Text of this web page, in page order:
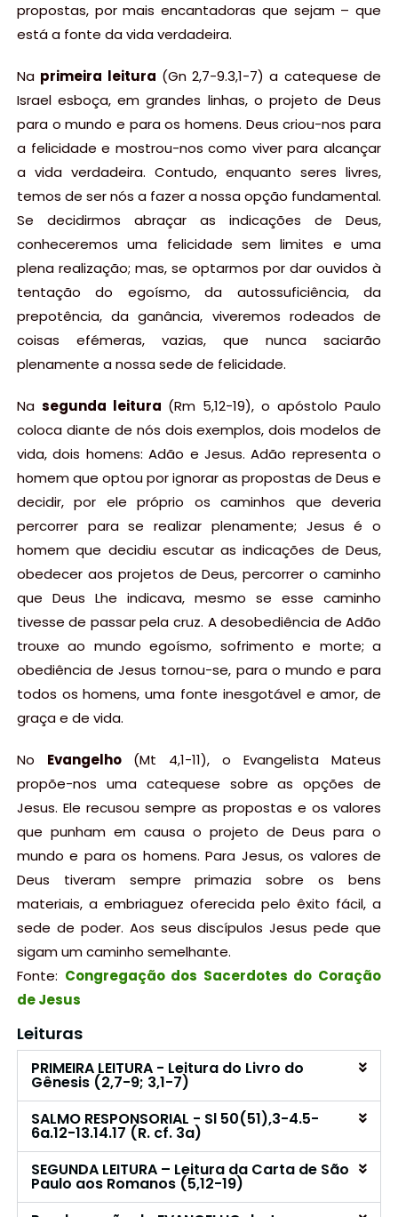
propostas, por mais encantadoras que sejam – que
está a fonte da vida verdadeira.
Na primeira leitura (Gn 2,7-9.3,1-7) a catequese de
Israel esboça, em grandes linhas, o projeto de Deus
para o mundo e para os homens. Deus criou-nos para
a felicidade e mostrou-nos como viver para alcançar
a vida verdadeira. Contudo, enquanto seres livres,
temos de ser nós a fazer a nossa opção fundamental.
Se decidirmos abraçar as indicações de Deus,
conheceremos uma felicidade sem limites e uma
plena realização; mas, se optarmos por dar ouvidos à
tentação do egoísmo, da autossuficiência, da
prepotência, da ganância, viveremos rodeados de
coisas efémeras, vazias, que nunca saciarão
plenamente a nossa sede de felicidade.
Na segunda leitura (Rm 5,12-19), o apóstolo Paulo
coloca diante de nós dois exemplos, dois modelos de
vida, dois homens: Adão e Jesus. Adão representa o
homem que optou por ignorar as propostas de Deus e
decidir, por ele próprio os caminhos que deveria
percorrer para se realizar plenamente; Jesus é o
homem que decidiu escutar as indicações de Deus,
obedecer aos projetos de Deus, percorrer o caminho
que Deus Lhe indicava, mesmo se esse caminho
tivesse de passar pela cruz. A desobediência de Adão
trouxe ao mundo egoísmo, sofrimento e morte; a
obediência de Jesus tornou-se, para o mundo e para
todos os homens, uma fonte inesgotável e amor, de
graça e de vida.
No Evangelho (Mt 4,1-11), o Evangelista Mateus
propõe-nos uma catequese sobre as opções de
Jesus. Ele recusou sempre as propostas e os valores
que punham em causa o projeto de Deus para o
mundo e para os homens. Para Jesus, os valores de
Deus tiveram sempre primazia sobre os bens
materiais, a embriaguez oferecida pelo êxito fácil, a
sede de poder. Aos seus discípulos Jesus pede que
sigam um caminho semelhante.
Fonte: Congregação dos Sacerdotes do Coração
de Jesus
Leituras
PRIMEIRA LEITURA - Leitura do Livro do
Gênesis (2,7-9; 3,1-7)
SALMO RESPONSORIAL - Sl 50(51),3-4.5-
6a.12-13.14.17 (R. cf. 3a)
SEGUNDA LEITURA – Leitura da Carta de São
Paulo aos Romanos (5,12-19)